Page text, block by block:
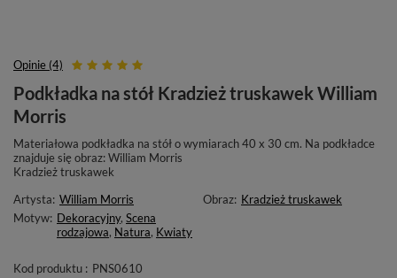
Opinie (4)
Podkładka na stół Kradzież truskawek William
Morris
Materiałowa podkładka na stół o wymiarach 40 x 30 cm. Na podkładce
znajduje się obraz: William Morris
Kradzież truskawek
Artysta: William Morris Obraz: Kradzież truskawek
Motyw: Dekoracyjny, Scena
rodzajowa, Natura, Kwiaty
Kod produktu : PNS0610